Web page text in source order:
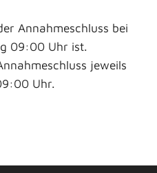
Annahmeschluss bei
09:00 Uhr ist.
jeweils
Uhr.